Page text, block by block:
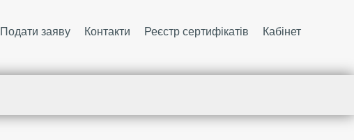
Подати заяву Контакти Реєстр сертифікатів Кабінет